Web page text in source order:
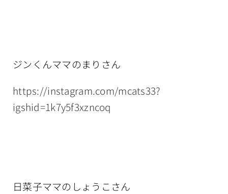
ジンくんママのまりさん
https://instagram.com/mcats33?
igshid=1k7y5f3xzncoq
日菜子ママのしょうこさん